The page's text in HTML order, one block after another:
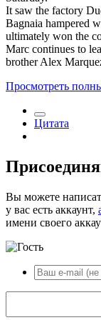
It saw the factory
Bagnaia hampered
ultimately won the
Marc continues to
brother Alex
Просмотреть
Цитата
Вы можете
у вас есть аккаунт,
имени своего